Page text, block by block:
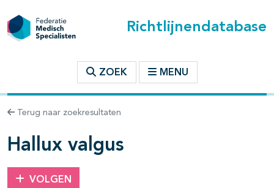
Richtlijnendatabase
ZOEK MENU
Terug naar zoekresultaten
Hallux valgus
VOLGEN
binnen deze richtlijn